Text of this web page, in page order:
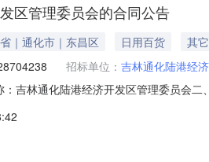
区管理委员会的合同公告
｜通化市｜东昌区 日用百货
其它
招标单位： 吉林通化陆港经
：吉林通化陆港经济开发区管理委员会
要求或标的基本概况：七、其它事项